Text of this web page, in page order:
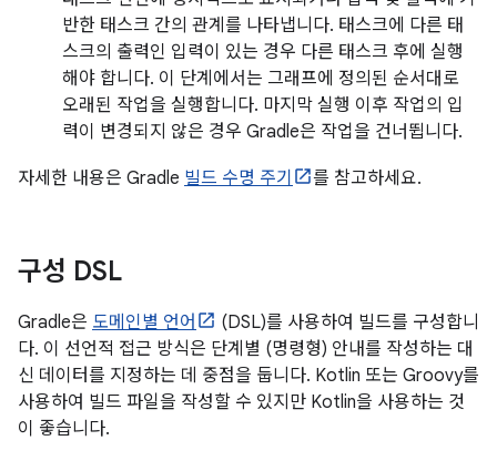
반한 태스크 간의 관계를 나타냅니다. 태스크에 다른 태
스크의 출력인 입력이 있는 경우 다른 태스크 후에 실행
해야 합니다. 이 단계에서는 그래프에 정의된 순서대로
오래된 작업을 실행합니다. 마지막 실행 이후 작업의 입
력이 변경되지 않은 경우 Gradle은 작업을 건너뜁니다.
자세한 내용은 Gradle 빌드 수명 주기 를 참고하세요.
구성 DSL
Gradle은 도메인별 언어
(DSL)를 사용하여 빌드를 구성합니
다. 이 선언적 접근 방식은 단계별 (명령형) 안내를 작성하는 대
신 데이터를 지정하는 데 중점을 둡니다. Kotlin 또는 Groovy를
사용하여 빌드 파일을 작성할 수 있지만 Kotlin을 사용하는 것
이 좋습니다.